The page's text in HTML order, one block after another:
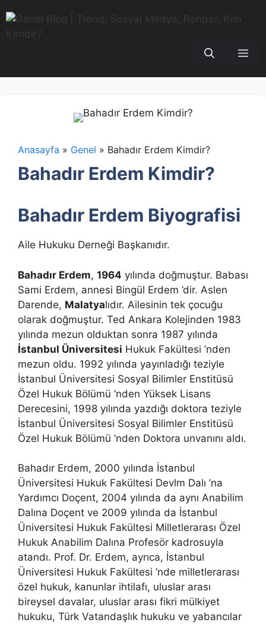
atla
Anasayfa » Genel » Bahadır Erdem Kimdir?
Bahadır Erdem Kimdir?
Bahadır Erdem Biyografisi
Aile Hukuku Derneği Başkanıdır.
Bahadır Erdem, 1964 yılında doğmuştur. Babası
Sami Erdem, annesi Bingül Erdem ’dir. Aslen
Darende, Malatyalıdır. Ailesinin tek çocuğu
olarak doğmuştur. Ted Ankara Kolejinden 1983
yılında mezun olduktan sonra 1987 yılında
İstanbul Üniversitesi Hukuk Fakültesi ’nden
mezun oldu. 1992 yılında yayınladığı teziyle
İstanbul Üniversitesi Sosyal Bilimler Enstitüsü
Özel Hukuk Bölümü ’nden Yüksek Lisans
Derecesini, 1998 yılında yazdığı doktora teziyle
İstanbul Üniversitesi Sosyal Bilimler Enstitüsü
Özel Hukuk Bölümü ’nden Doktora unvanını aldı.
Bahadır Erdem, 2000 yılında İstanbul
Üniversitesi Hukuk Fakültesi Devlm Dalı ’na
Yardımcı Doçent, 2004 yılında da aynı Anabilim
Dalına Doçent ve 2009 yılında da İstanbul
Üniversitesi Hukuk Fakültesi Milletlerarası Özel
Hukuk Anabilim Dalına Profesör kadrosuyla
atandı. Prof. Dr. Erdem, ayrıca, İstanbul
Üniversitesi Hukuk Fakültesi ’nde milletlerarası
özel hukuk, kanunlar ihtilafı, uluslar arası
bireysel davalar, uluslar arası fikri mülkiyet
hukuku, Türk Vatandaşlık hukuku ve yabancılar